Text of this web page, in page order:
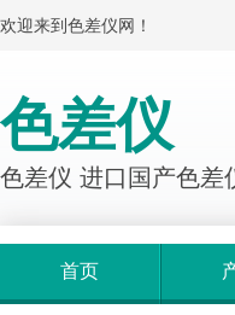
欢迎来到色差仪网！
色差仪
色差仪 进口国产色差
首页